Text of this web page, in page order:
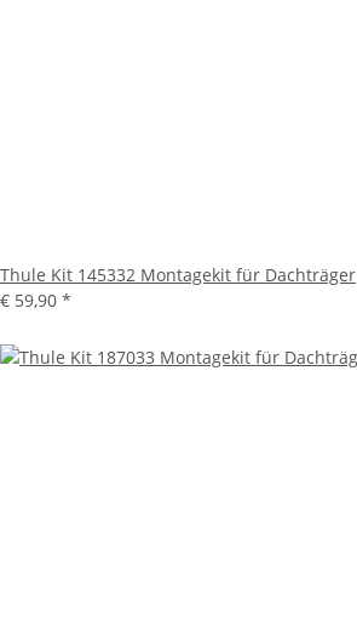
Thule Kit 145332 Montagekit für Dachträger
€ 59,90 *